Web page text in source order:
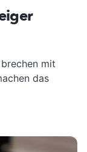
mit
das